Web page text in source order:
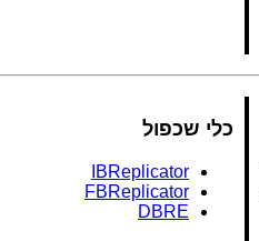
כלי שכפול
IBReplicator
FBReplicator
DBRE